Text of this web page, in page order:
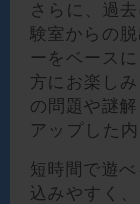
さらに、過
験室からの
ーをベース
方にお楽し
の問題や謎
アップした
短時間で遊
込みやすく